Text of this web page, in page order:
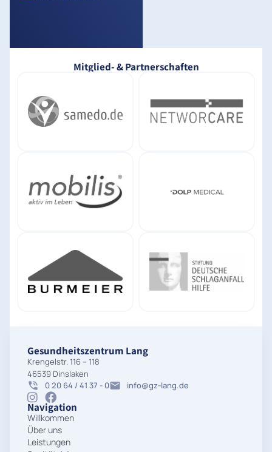
Mitglied- & Partnerschaften
Gesundheitszentrum Lang
Krengelstr. 116 – 118
46539 Dinslaken
0 20 64 / 41 37 - 0
info@gz-lang.de
Navigation
Willkommen
Über uns
Leistungen